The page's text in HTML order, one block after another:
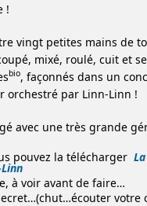
!
vingt petites mains de
mixé, roulé, cuit et
bio, façonnés dans un
orchestré par Linn-Linn !
avec une très grande
pouvez la télécharger
à voir avant de faire…
votre